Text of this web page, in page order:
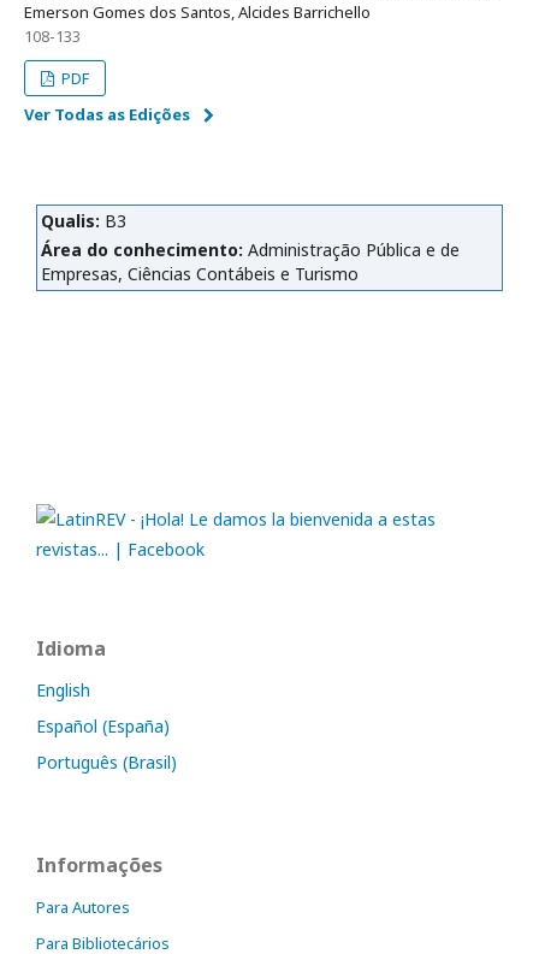
Emerson Gomes dos Santos, Alcides Barrichello
108-133
PDF
Ver Todas as Edições
Qualis: B3
Área do conhecimento: Administração Pública e de
Empresas, Ciências Contábeis e Turismo
Idioma
English
Español (España)
Português (Brasil)
Informações
Para Autores
Para Bibliotecários